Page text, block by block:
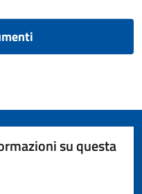
su questa